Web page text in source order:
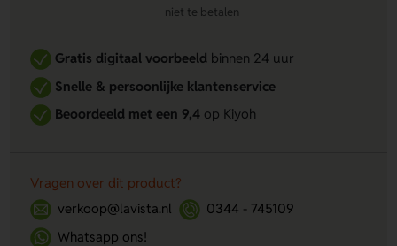
niet te betalen
Gratis digitaal voorbeeldbinnen 24 uur
Snelle & persoonlijke klantenservice
Beoordeeld met een 9,4op Kiyoh
Vragen over dit product?
verkoop@lavista.nl
0344 - 745109
Whatsapp ons!